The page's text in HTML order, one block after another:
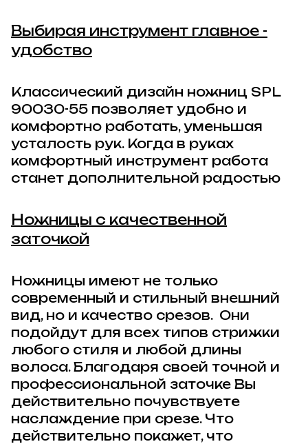
Выбирая инструмент главное -
удобство
Классический дизайн ножниц SPL
90030-55 позволяет удобно и
комфортно работать, уменьшая
усталость рук. Когда в руках
комфортный инструмент работа
станет дополнительной радостью
Ножницы с качественной
заточкой
Ножницы имеют не только
современный и стильный внешний
вид, но и качество срезов. Они
подойдут для всех типов стрижки
любого стиля и любой длины
волоса. Благодаря своей точной и
профессиональной заточке Вы
действительно почувствуете
наслаждение при срезе. Что
действительно покажет, что